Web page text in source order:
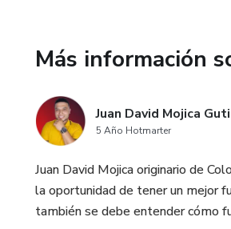
Más información
Juan David Mojica
5 Año Hotmarter
Juan David Mojica originario de
la oportunidad de tener un mejor
también se debe entender cómo